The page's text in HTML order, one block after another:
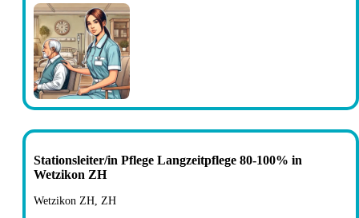
Stationsleiter/in Pflege Langzeitpflege 80-100% in
Wetzikon ZH
Wetzikon ZH, ZH